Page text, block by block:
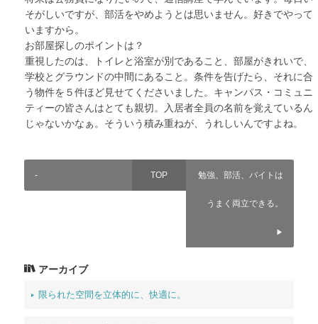
そがしいですが、部活をやめようとは思いません。好きでやって
いますから。
お部屋探しのポイントは？
重視したのは、トイレと浴室が別であること、部屋がきれいで、
学校とグラウンドの中間にあること。条件を告げたら、それに合
う物件を５件ほど見せてくださいました。キャンパス・コミュニ
ティーの皆さんはとても親切。入居者全員の名前を覚えているん
じゃないかなぁ。そういう積み重ねが、うれしいんですよね。
- TOP 勉強、部活、バイトは
うまく両立できる。
アーカイブ
限られた空間を立体的に、快適に。